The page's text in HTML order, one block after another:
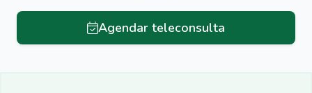
Agendar teleconsulta